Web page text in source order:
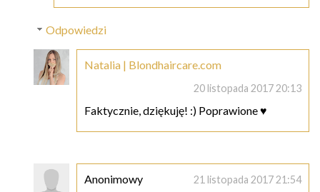
Odpowiedzi
Natalia | Blondhaircare.com
20 listopada 2017 20:13
Faktycznie, dziękuję! :) Poprawione ♥
Anonimowy 21 listopada 2017 21:54